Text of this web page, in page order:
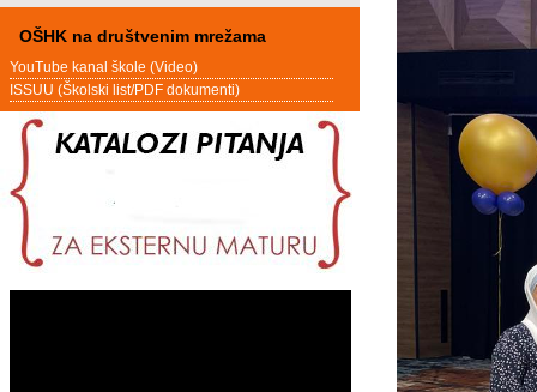
OŠHK na društvenim mrežama
YouTube kanal škole (Video)
ISSUU (Školski list/PDF dokumenti)